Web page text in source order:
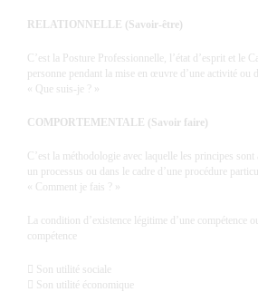
RELATIONNELLE (Savoir-être)
C’est la Posture Professionnelle, l’état d’esprit et le
personne pendant la mise en œuvre d’une activité ou
« Que suis-je ? »
COMPORTEMENTALE (Savoir faire)
C’est la méthodologie avec laquelle les principes
un processus ou dans le cadre d’une procédure
« Comment je fais ? »
La condition d’existence légitime d’une compétence
compétence
 Son utilité sociale
 Son utilité économique